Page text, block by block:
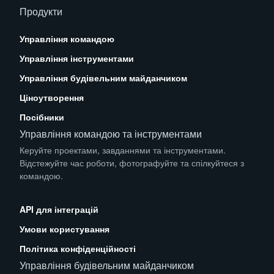
Продукти
Управління командою
Управління інструментами
Управління будівельним майданчиком
Ціноутворення
Посібники
Управління командою та інструментами
Керуйте проектами, завданнями та інструментами.
Відстежуйте час роботи, фотографуйте та спілкуйтеся з
командою.
API для інтеграцій
Умови користування
Політика конфіденційності
Управління будівельним майданчиком